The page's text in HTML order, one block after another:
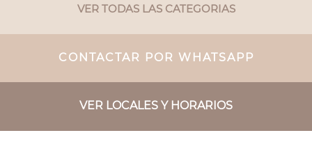
VER TODAS LAS CATEGORIAS
CONTACTAR POR WHATSAPP
VER LOCALES Y HORARIOS